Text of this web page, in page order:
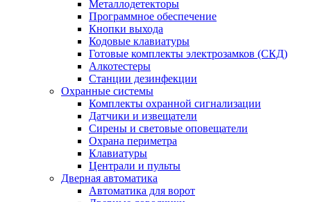
Металлодетекторы
Программное обеспечение
Кнопки выхода
Кодовые клавиатуры
Готовые комплекты электрозамков (СКД)
Алкотестеры
Станции дезинфекции
Охранные системы
Комплекты охранной сигнализации
Датчики и извещатели
Сирены и световые оповещатели
Охрана периметра
Клавиатуры
Централи и пульты
Дверная автоматика
Автоматика для ворот